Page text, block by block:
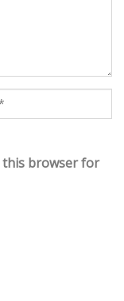
this browser for